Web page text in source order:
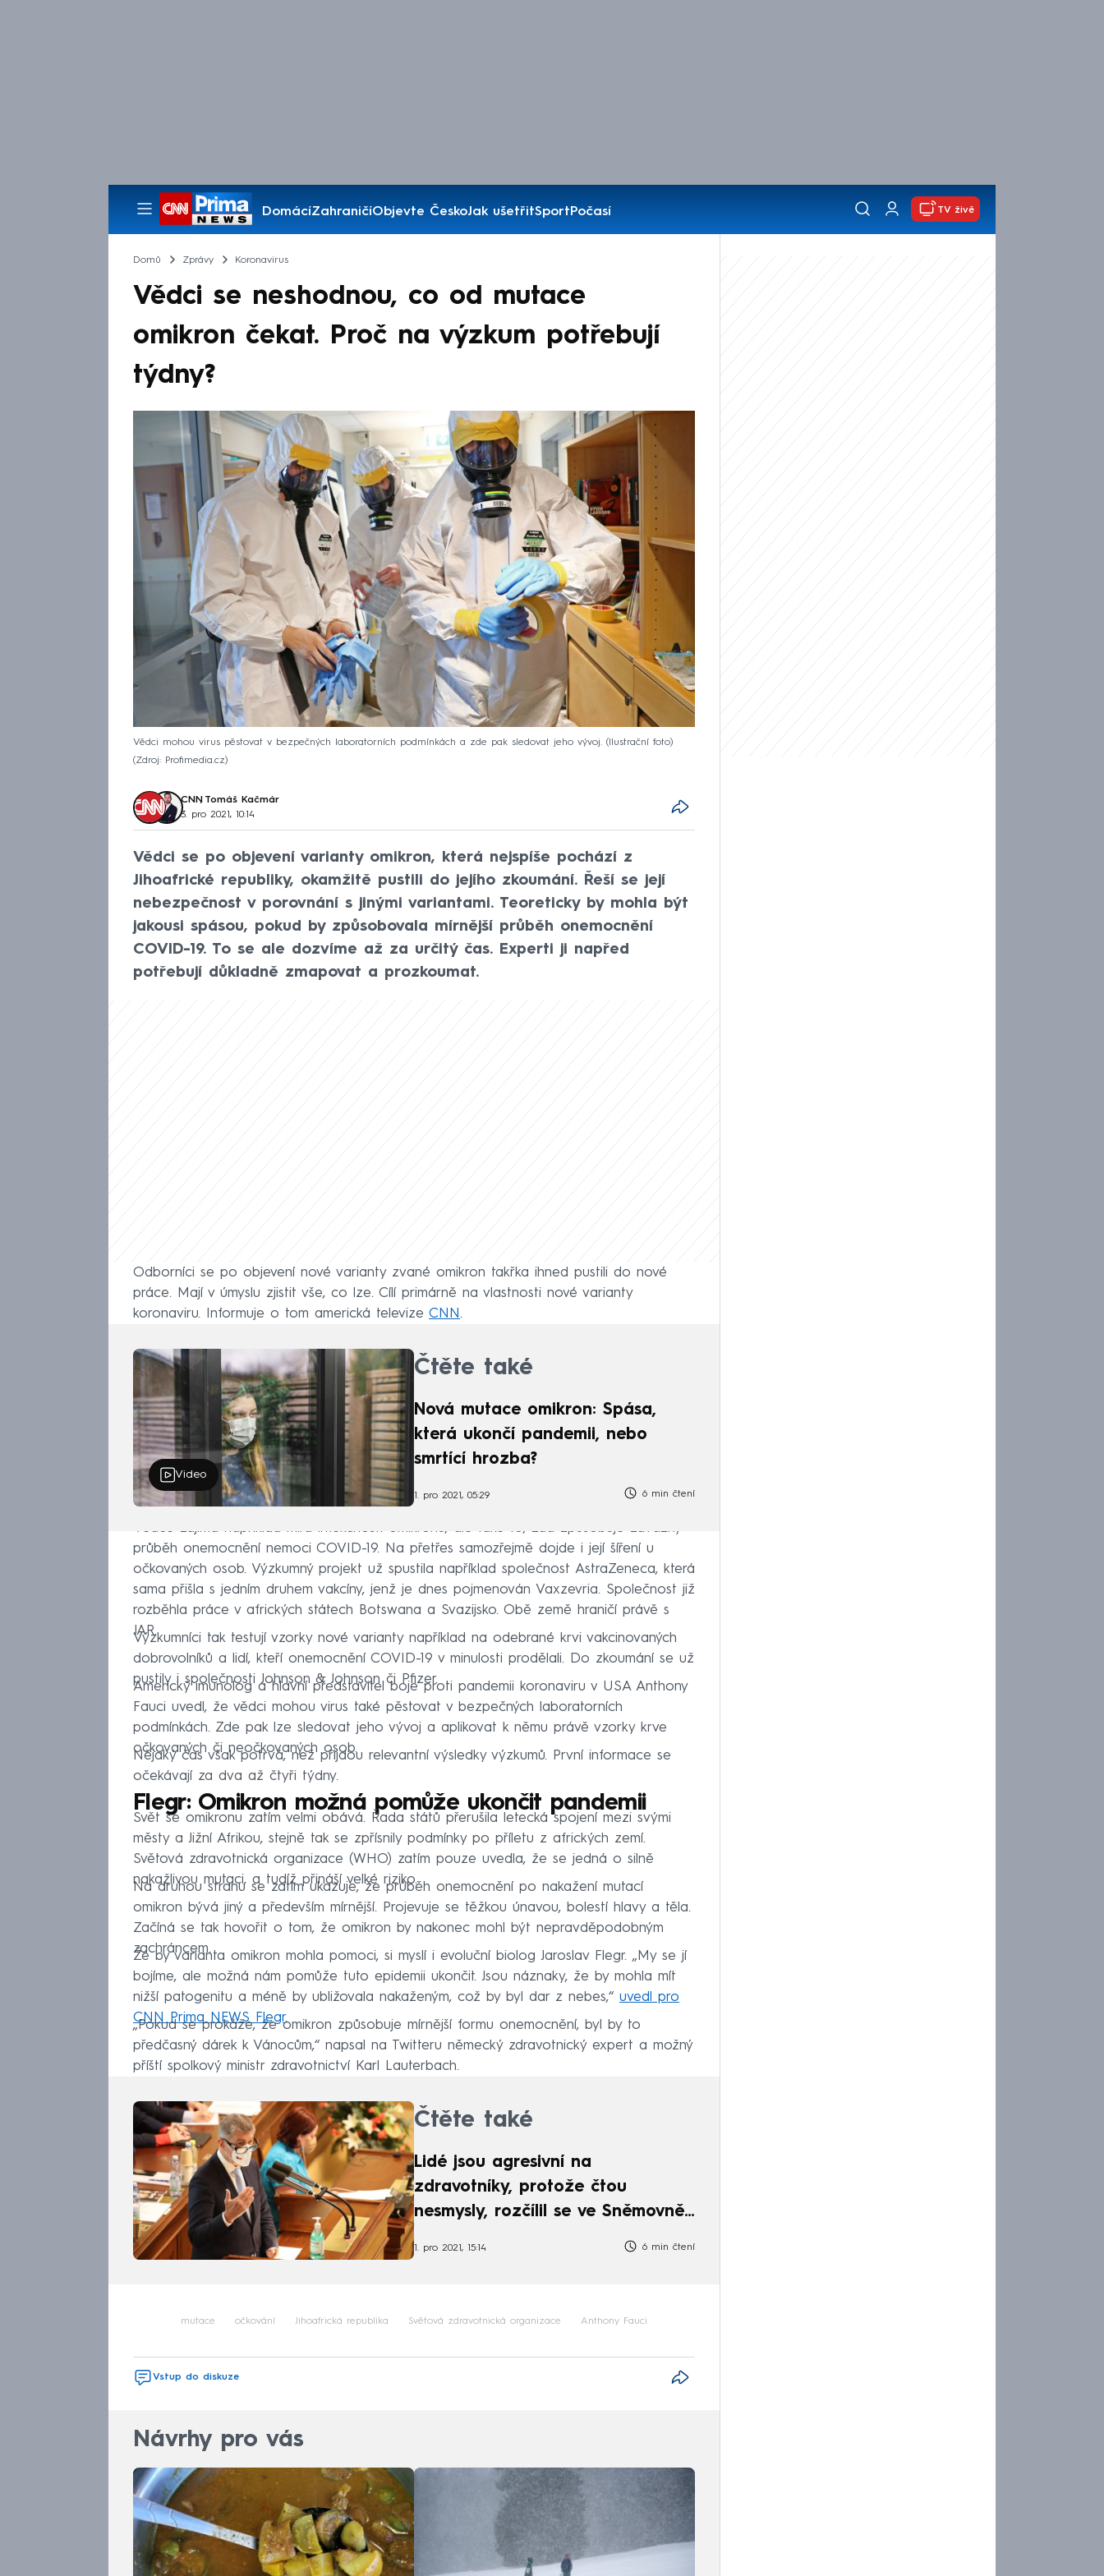
DomácíZahraničíObjevte ČeskoJak ušetřitSportPočasí
Pořady
TV živě
Domů Zprávy Koronavirus
Vědci se neshodnou, co od mutace
omikron čekat. Proč na výzkum potřebují
týdny?
Vědci mohou virus pěstovat v bezpečných laboratorních podmínkách a zde pak sledovat jeho vývoj. (Ilustrační foto)
Zdroj: Profimedia.cz
CNN, Tomáš Kačmár
3. pro 2021, 10:14
Vědci se po objevení varianty omikron, která nejspíše pochází z
Jihoafrické republiky, okamžitě pustili do jejího zkoumání. Řeší se její
nebezpečnost v porovnání s jinými variantami. Teoreticky by mohla být
jakousi spásou, pokud by způsobovala mírnější průběh onemocnění
COVID-19. To se ale dozvíme až za určitý čas. Experti ji napřed
potřebují důkladně zmapovat a prozkoumat.
Odborníci se po objevení nové varianty zvané omikron takřka ihned pustili do nové
práce. Mají v úmyslu zjistit vše, co lze. Cílí primárně na vlastnosti nové varianty
koronaviru. Informuje o tom americká televize CNN.
Video
Čtěte také
Nová mutace omikron: Spása,
která ukončí pandemii, nebo
smrtící hrozba?
1. pro 2021, 05:29 6 min čtení
Vědce zajímá například míra infekčnosti omikronu, ale také to, zda způsobuje závažný
průběh onemocnění nemoci COVID-19. Na přetřes samozřejmě dojde i její šíření u
očkovaných osob. Výzkumný projekt už spustila například společnost AstraZeneca, která
sama přišla s jedním druhem vakcíny, jenž je dnes pojmenován Vaxzevria. Společnost již
rozběhla práce v afrických státech Botswana a Svazijsko. Obě země hraničí právě s
JAR.
Výzkumníci tak testují vzorky nové varianty například na odebrané krvi vakcinovaných
dobrovolníků a lidí, kteří onemocnění COVID-19 v minulosti prodělali. Do zkoumání se už
pustily i společnosti Johnson & Johnson či Pfizer.
Americký imunolog a hlavní představitel boje proti pandemii koronaviru v USA Anthony
Fauci uvedl, že vědci mohou virus také pěstovat v bezpečných laboratorních
podmínkách. Zde pak lze sledovat jeho vývoj a aplikovat k němu právě vzorky krve
očkovaných či neočkovaných osob.
Nějaký čas však potrvá, než přijdou relevantní výsledky výzkumů. První informace se
očekávají za dva až čtyři týdny.
Flegr: Omikron možná pomůže ukončit pandemii
Svět se omikronu zatím velmi obává. Řada států přerušila letecká spojení mezi svými
městy a Jižní Afrikou, stejně tak se zpřísnily podmínky po příletu z afrických zemí.
Světová zdravotnická organizace (WHO) zatím pouze uvedla, že se jedná o silně
nakažlivou mutaci, a tudíž přináší velké riziko.
Na druhou stranu se zatím ukazuje, že průběh onemocnění po nakažení mutací
omikron bývá jiný a především mírnější. Projevuje se těžkou únavou, bolestí hlavy a těla.
Začíná se tak hovořit o tom, že omikron by nakonec mohl být nepravděpodobným
zachráncem.
Že by varianta omikron mohla pomoci, si myslí i evoluční biolog Jaroslav Flegr. „My se jí
bojíme, ale možná nám pomůže tuto epidemii ukončit. Jsou náznaky, že by mohla mít
nižší patogenitu a méně by ubližovala nakaženým, což by byl dar z nebes,“ uvedl pro
CNN Prima NEWS Flegr.
„Pokud se prokáže, že omikron způsobuje mírnější formu onemocnění, byl by to
předčasný dárek k Vánocům,“ napsal na Twitteru německý zdravotnický expert a možný
příští spolkový ministr zdravotnictví Karl Lauterbach.
Čtěte také
Lidé jsou agresivní na
zdravotníky, protože čtou
nesmysly, rozčílil se ve Sněmovně
1. pro 2021, 15:14 6 min čtení
mutace očkování Jihoafrická republika Světová zdravotnická organizace Anthony Fauci
Vstup do diskuze
Návrhy pro vás